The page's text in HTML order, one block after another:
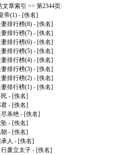
文章索引 >> 第2344页:
帝(1) - [佚名]
排行榜(8) - [佚名]
排行榜(7) - [佚名]
排行榜(6) - [佚名]
排行榜(5) - [佚名]
排行榜(4) - [佚名]
排行榜(3) - [佚名]
排行榜(2) - [佚名]
排行榜(1) - [佚名]
- [佚名]
- [佚名]
杀绝 - [佚名]
- [佚名]
- [佚名]
人 - [佚名]
废立太子 - [佚名]